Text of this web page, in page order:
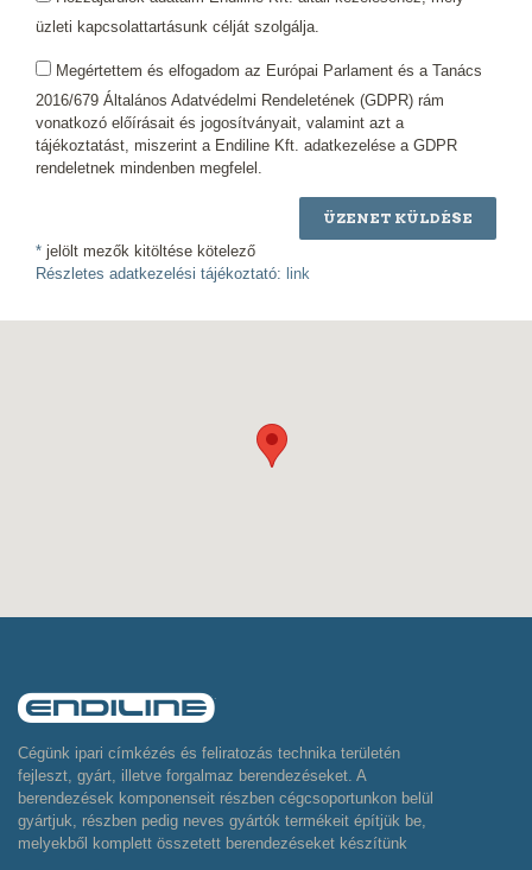
üzleti kapcsolattartásunk célját szolgálja.
Megértettem és elfogadom az Európai Parlament és a Tanács
2016/679 Általános Adatvédelmi Rendeletének (GDPR) rám
vonatkozó előírásait és jogosítványait, valamint azt a
tájékoztatást, miszerint a Endiline Kft. adatkezelése a GDPR
rendeletnek mindenben megfelel.
ÜZENET KÜLDÉSE
* jelölt mezők kitöltése kötelező
Részletes adatkezelési tájékoztató: link
Cégünk ipari címkézés és feliratozás technika területén
fejleszt, gyárt, illetve forgalmaz berendezéseket. A
berendezések komponenseit részben cégcsoportunkon belül
gyártjuk, részben pedig neves gyártók termékeit építjük be,
melyekből komplett összetett berendezéseket készítünk